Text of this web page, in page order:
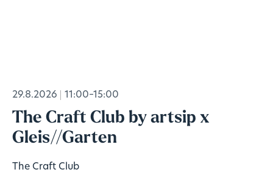
29.8.2026 11:00–15:00
The Craft Club by artsip x
Gleis//Garten
The Craft Club